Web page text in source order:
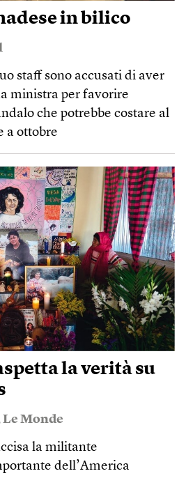
in bilico
staff sono accusati di aver
ministra per favorire
che potrebbe costare al
a ottobre
la verità su
Le Monde
la militante
dell’America